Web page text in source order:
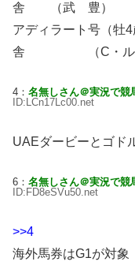
舎 （武 豊）
アディラート号（牡
舎 （C・ルメ
4： 名無しさん＠実況で競
ID:LCn17Lc00.net
UAEダービーとゴド
6： 名無しさん＠実況で競
ID:FD8eSVu50.net
>>4
海外馬券はG1が対象